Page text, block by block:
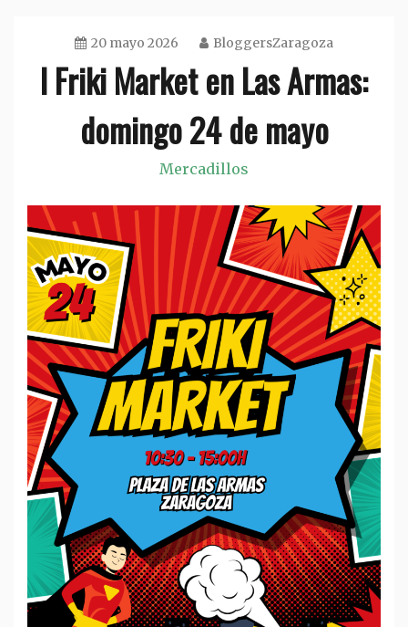
20 mayo 2026 BloggersZaragoza
I Friki Market en Las Armas:
domingo 24 de mayo
Mercadillos